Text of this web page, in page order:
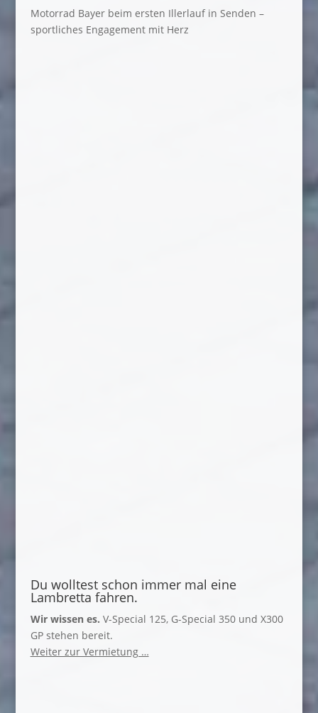
Motorrad Bayer beim ersten Illerlauf in Senden –
sportliches Engagement mit Herz
Du wolltest schon immer mal eine
Lambretta fahren.
Wir wissen es. V-Special 125, G-Special 350 und X300
GP stehen bereit.
Weiter zur Vermietung …